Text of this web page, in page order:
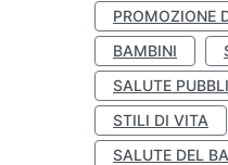
PROMOZIONE
BAMBINI
SALUTE
STILI DI VITA
SALUTE DEL